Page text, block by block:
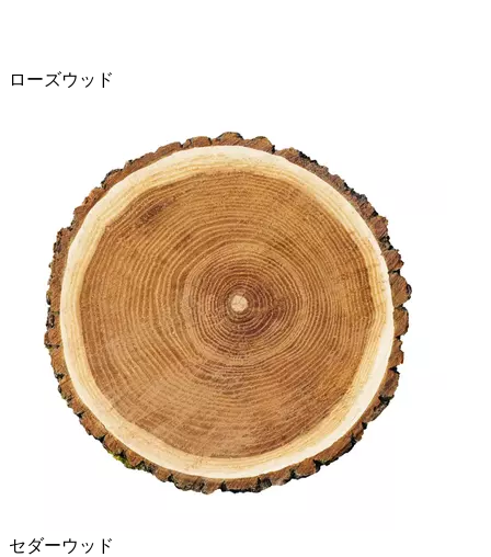
ローズウッド
セダーウッド